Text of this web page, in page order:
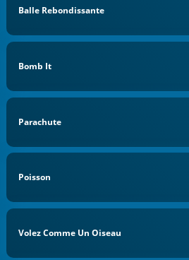
Balle Rebondissante
Bomb It
Parachute
Poisson
Volez Comme Un Oiseau